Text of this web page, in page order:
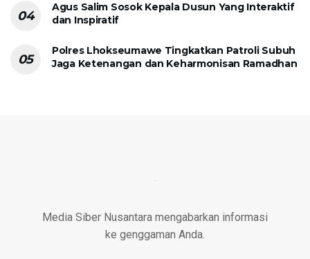
Agus Salim Sosok Kepala Dusun Yang Interaktif
dan Inspiratif
Polres Lhokseumawe Tingkatkan Patroli Subuh
Jaga Ketenangan dan Keharmonisan Ramadhan
Media Siber Nusantara mengabarkan informasi
ke genggaman Anda.